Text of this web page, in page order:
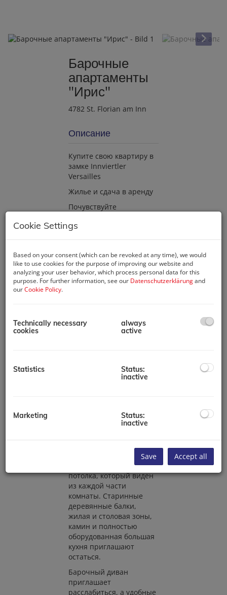
Барочные
апартаменты
"Ирис"
4782 St. Florian am Inn
Описание
Купите свою квартиру в
замке Innviertler
Versailles
Жилье и сдача в аренду
Почувствуйте
элегантность прошлых
эпох, сочетающиеся с
и стилем в наших
эксклюзивных бутик-
апартаментах в замке
предоставляет вам
возможность для
привлекательного
"Ирис"
Поддайтесь очарованию
оригинального стукко
потолка, который виден
из каждой части
комнаты. Старинные
деревянные балки,
жилая и столовая зоны,
камин и полностью
оборудованная большая
кухня приглашают
остаться.
Барочный диван
приглашает
расслабиться, а удобные
Cookie Settings
Based on your consent (which can be revoked at any time), we would
like to use cookies for the purpose of improving our website and
analyzing your user behavior, which process personal data for this
purpose. For further information, see our Datenschutzerklärungand
ourCookie Policy.
Technically necessary
cookies
always
active
Statistics
Status:
inactive
Marketing
Status:
inactive
Save Accept all